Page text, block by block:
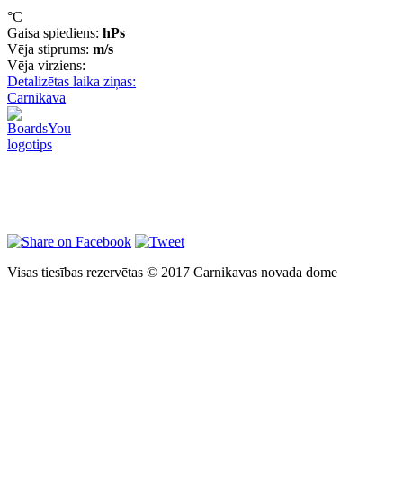
°C
Gaisa spiediens: hPs
Vēja stiprums: m/s
Vēja virziens:
Detalizētas laika ziņas:
Carnikava
Visas tiesības rezervētas © 2017 Carnikavas novada dome